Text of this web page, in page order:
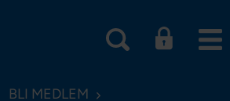
BLI MEDLEM